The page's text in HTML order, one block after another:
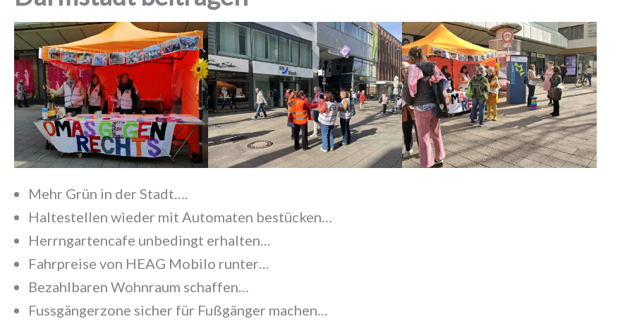
Mehr Grün in der Stadt….
Haltestellen wieder mit Automaten bestücken…
Herrngartencafe unbedingt erhalten…
Fahrpreise von HEAG Mobilo runter…
Bezahlbaren Wohnraum schaffen…
Fussgängerzone sicher für Fußgänger machen…